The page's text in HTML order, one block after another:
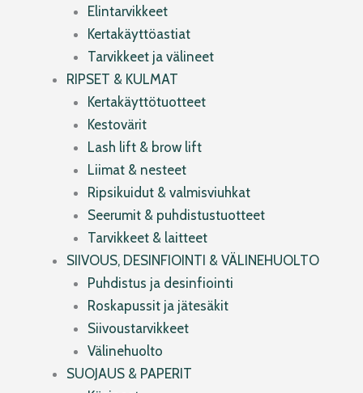
Elintarvikkeet
Kertakäyttöastiat
Tarvikkeet ja välineet
RIPSET & KULMAT
Kertakäyttötuotteet
Kestovärit
Lash lift & brow lift
Liimat & nesteet
Ripsikuidut & valmisviuhkat
Seerumit & puhdistustuotteet
Tarvikkeet & laitteet
SIIVOUS, DESINFIOINTI & VÄLINEHUOLTO
Puhdistus ja desinfiointi
Roskapussit ja jätesäkit
Siivoustarvikkeet
Välinehuolto
SUOJAUS & PAPERIT